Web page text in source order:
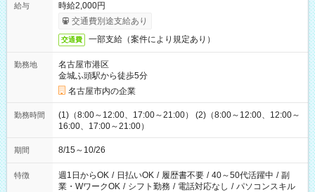
給与
時給2,000円
交通費別途支給あり
交通費 一部支給（案件により規定あり）
勤務地
名古屋市港区
金城ふ頭駅から徒歩5分
名古屋市内の企業
勤務時間
(1)（8:00～12:00、17:00～21:00） (2)（8:00～12:00、12:00～
16:00、17:00～21:00）
期間 8/15～10/26
特徴 週1日からOK / 日払いOK / 履歴書不要 / 40～50代活躍中 / 副
業・WワークOK / シフト勤務 / 電話対応なし / パソコンスキル